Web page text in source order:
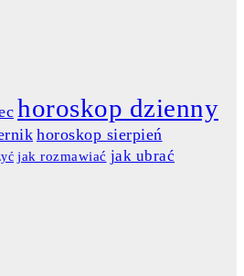
horoskop dzienny
horoskop sierpień
jak rozmawiać jak ubrać